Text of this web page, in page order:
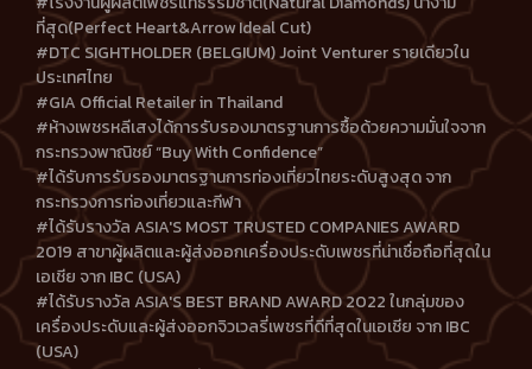
ที่สุด(Perfect Heart&Arrow Ideal Cut)
#DTC SIGHTHOLDER (BELGIUM) Joint Venturer รายเดียวใน
ประเทศไทย
#GIA Official Retailer in Thailand
#ห้างเพชรหลีเสงได้การรับรองมาตรฐานการซื้อด้วยความมั่นใจจาก
กระทรวงพาณิชย์ “Buy With Confidence”
#ได้รับการรับรองมาตรฐานการท่องเที่ยวไทยระดับสูงสุด จาก
กระทรวงการท่องเที่ยวและกีฬา
#ได้รับรางวัล ASIA'S MOST TRUSTED COMPANIES AWARD
2019 สาขาผู้ผลิตและผู้ส่งออกเครื่องประดับเพชรที่น่าเชื่อถือที่สุดใน
เอเชีย จาก IBC (USA)
#ได้รับรางวัล ASIA'S BEST BRAND AWARD 2022 ในกลุ่มของ
เครื่องประดับและผู้ส่งออกจิวเวลรี่เพชรที่ดีที่สุดในเอเชีย จาก IBC
(USA)